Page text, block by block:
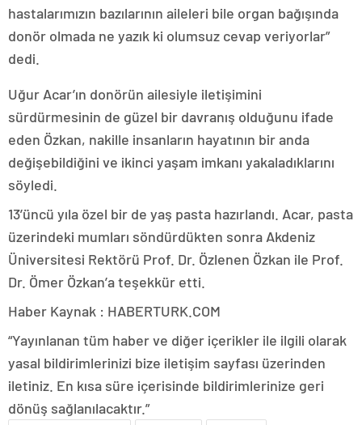
hastalarımızın bazılarının aileleri bile organ bağışında
donör olmada ne yazık ki olumsuz cevap veriyorlar”
dedi.
Uğur Acar’ın donörün ailesiyle iletişimini
sürdürmesinin de güzel bir davranış olduğunu ifade
eden Özkan, nakille insanların hayatının bir anda
değişebildiğini ve ikinci yaşam imkanı yakaladıklarını
söyledi.
13’üncü yıla özel bir de yaş pasta hazırlandı. Acar, pasta
üzerindeki mumları söndürdükten sonra Akdeniz
Üniversitesi Rektörü Prof. Dr. Özlenen Özkan ile Prof.
Dr. Ömer Özkan’a teşekkür etti.
Haber Kaynak : HABERTURK.COM
“Yayınlanan tüm haber ve diğer içerikler ile ilgili olarak
yasal bildirimlerinizi bize iletişim sayfası üzerinden
iletiniz. En kısa süre içerisinde bildirimlerinize geri
dönüş sağlanılacaktır.”